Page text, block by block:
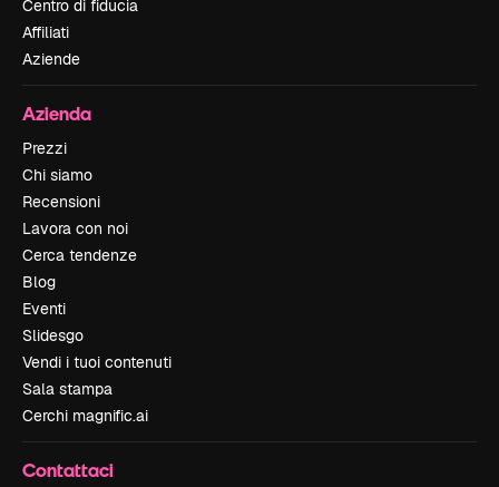
Centro di fiducia
Affiliati
Aziende
Azienda
Prezzi
Chi siamo
Recensioni
Lavora con noi
Cerca tendenze
Blog
Eventi
Slidesgo
Vendi i tuoi contenuti
Sala stampa
Cerchi magnific.ai
Contattaci